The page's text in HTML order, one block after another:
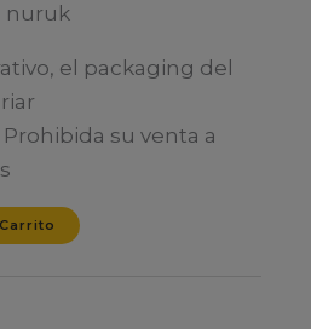
nuruk
el packaging del
su venta a